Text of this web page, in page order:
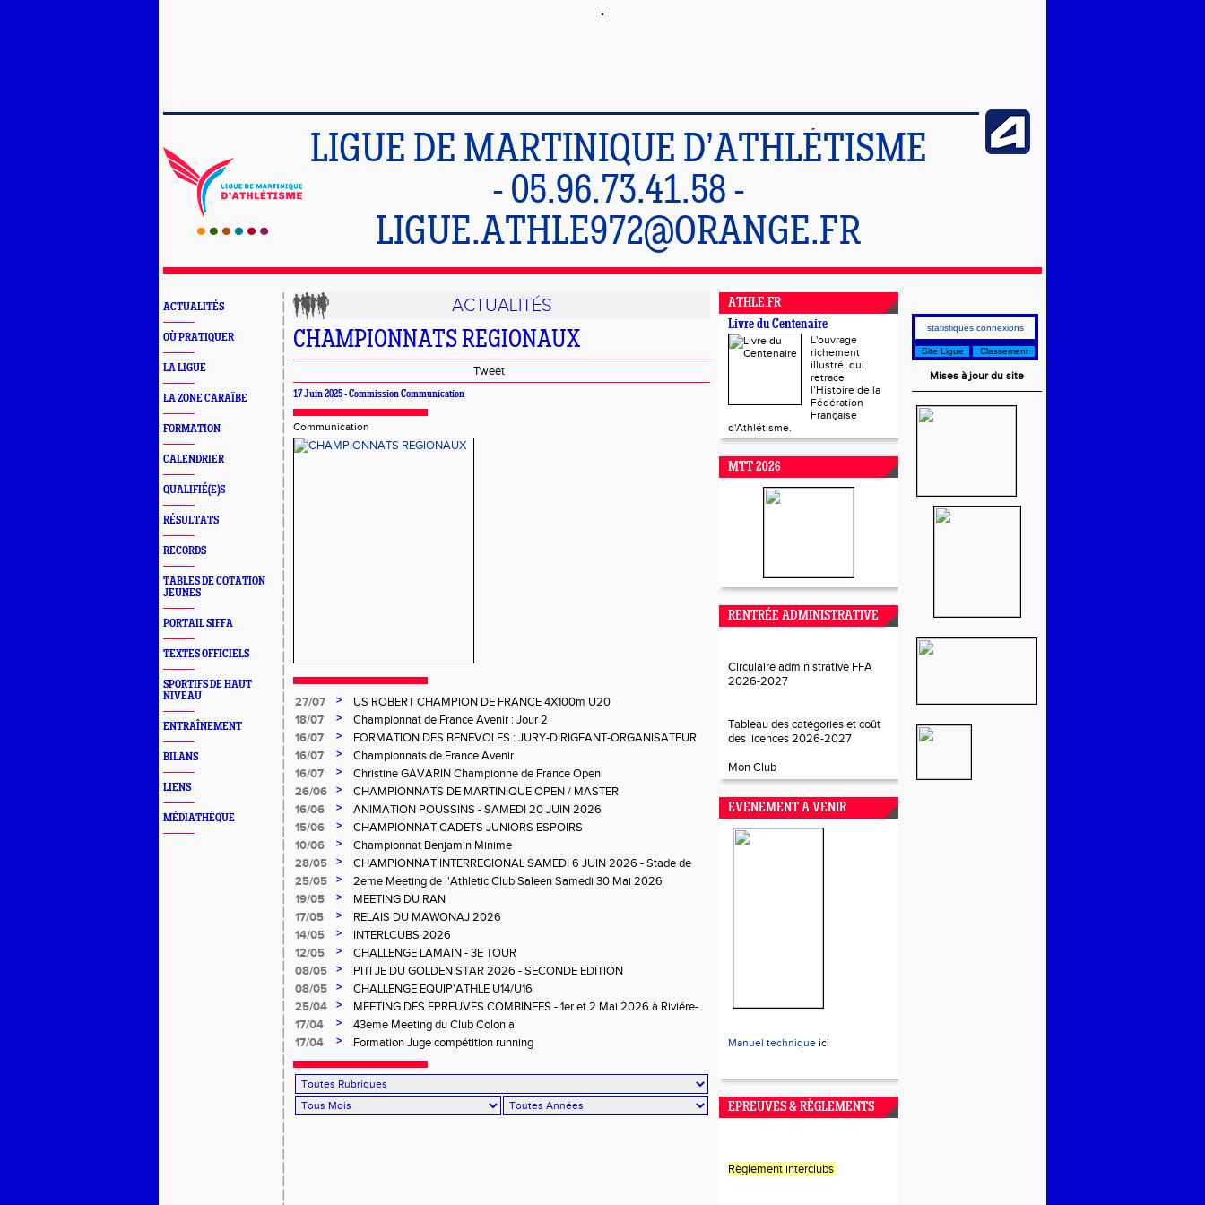
LIGUE DE MARTINIQUE D’ATHLÉTISME
- 05.96.73.41.58 -
LIGUE.ATHLE972@ORANGE.FR
ACTUALITÉS
OÙ PRATIQUER
LA LIGUE
LA ZONE CARAÏBE
FORMATION
CALENDRIER
QUALIFIÉ(E)S
RÉSULTATS
RECORDS
TABLES DE COTATION
JEUNES
PORTAIL SIFFA
TEXTES OFFICIELS
SPORTIFS DE HAUT
NIVEAU
ENTRAÎNEMENT
BILANS
LIENS
MÉDIATHÈQUE
ACTUALITÉS
CHAMPIONNATS REGIONAUX
Tweet
17 Juin 2025 - Commission Communication
Communication
27/07 >
US ROBERT CHAMPION DE FRANCE 4X100m U20
18/07
>
Championnat de France Avenir : Jour 2
16/07
>
FORMATION DES BENEVOLES : JURY-DIRIGEANT-ORGANISATEUR
16/07
>
Championnats de France Avenir
16/07
>
Christine GAVARIN Championne de France Open
26/06
>
CHAMPIONNATS DE MARTINIQUE OPEN / MASTER
16/06
>
ANIMATION POUSSINS - SAMEDI 20 JUIN 2026
15/06
>
CHAMPIONNAT CADETS JUNIORS ESPOIRS
10/06
>
Championnat Benjamin Minime
28/05
>
CHAMPIONNAT INTERREGIONAL SAMEDI 6 JUIN 2026 - Stade de
Gosier
25/05 >
2eme Meeting de l'Athletic Club Saleen Samedi 30 Mai 2026
19/05
>
MEETING DU RAN
17/05
>
RELAIS DU MAWONAJ 2026
14/05
>
INTERLCUBS 2026
12/05
>
CHALLENGE LAMAIN - 3E TOUR
08/05
>
PITI JE DU GOLDEN STAR 2026 - SECONDE EDITION
08/05
>
CHALLENGE EQUIP'ATHLE U14/U16
25/04
>
MEETING DES EPREUVES COMBINEES - 1er et 2 Mai 2026 à Riviére-
Salée
17/04 >
43eme Meeting du Club Colonial
17/04
> Formation Juge compétition running
ATHLE.FR
Livre du Centenaire
L'ouvrage
richement
illustré, qui
retrace
l’Histoire de la
Fédération
Française
d'Athlétisme.
MTT 2026
RENTRÉE ADMINISTRATIVE
Circulaire administrative FFA
2026-2027
Tableau des catégories et coût
des licences 2026-2027
Mon Club
EVENEMENT A VENIR
Manuel technique ici
EPREUVES & RÈGLEMENTS
Règlement interclubs
statistiques connexions
Site Ligue Classement
Mises à jour du site